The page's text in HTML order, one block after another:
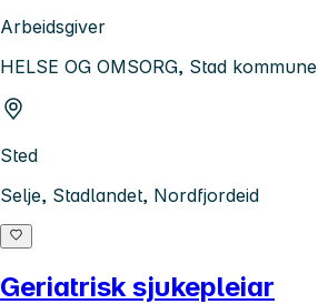
Arbeidsgiver
HELSE OG OMSORG, Stad kommune
Sted
Selje, Stadlandet, Nordfjordeid
Geriatrisk sjukepleiar